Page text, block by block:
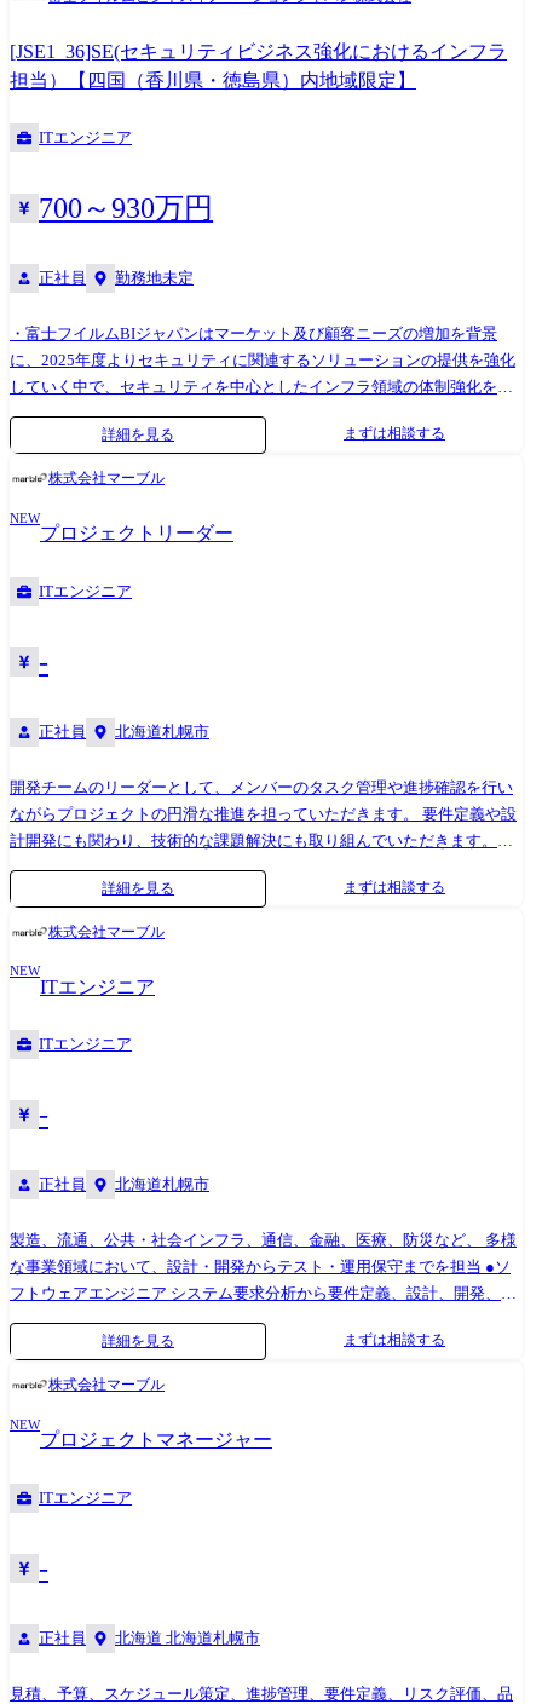
手メーカー基幹システムクラウド構築(AWS,Azure,Google) ◎インフラ仮
想基盤構築(Citrix,Vmware) ◎基幹ネットワークの更改(設計、構築、導入
[JSE1_36]SE(セキュリティビジネス強化におけるインフラ
担当）【四国（香川県・徳島県）内地域限定】
ITエンジニア
700～930万円
正社員 勤務地未定
・富士フイルムBIジャパンはマーケット及び顧客ニーズの増加を背景
に、2025年度よりセキュリティに関連するソリューションの提供を強化
していく中で、セキュリティを中心としたインフラ領域の体制強化を進
めています。 ・当社のSEは顧客提案・要件定義から導入・デリバリー迄
を一気通貫で対応しています。 以下業務を中心に今までのご経験により
対応業務を検討致します。 【職務内容】 ・SE職としてセキュリティを中
の選定や技術的な観点におけるフィジビリティ確認 ・案件における顧客
提案から要件定義、設計構築、運用迄の対応 (顧客対応の営業部門や業務
ソリューションを担当するSEと連携しながら、業務遂行いただきます)
【対応案件例】 ・顧客向けのセキュリティを中心としたインフラ領域の
キュリティのロードマップ策定・推進他) ※当社の顧客向けIT基盤領域を
中心に対応いただきます。
詳細を見る まずは相談する
株式会社マーブル
NEW
プロジェクトリーダー
ITエンジニア
-
正社員 北海道札幌市
開発チームのリーダーとして、メンバーのタスク管理や進捗確認を行い
ながらプロジェクトの円滑な推進を担っていただきます。 要件定義や設
計開発にも関わり、技術的な課題解決にも取り組んでいただきます。
【主なプロジェクト】 ・製造 物流管理システム、在庫管理システム ・
金融 銀行オンラインシステム、ATM、クレジット基幹システム ・官公
ム、鉄道座席予約システム ・通信 IP通信ネットワークシステム、各種
監視システム ・制御 デジタル家電、車載組み込みシステム
詳細を見る まずは相談する
株式会社マーブル
NEW
ITエンジニア
ITエンジニア
-
正社員 北海道札幌市
製造、流通、公共・社会インフラ、通信、金融、医療、防災など、 多様
な事業領域において、設計・開発からテスト・運用保守までを担当 ●ソ
フトウェアエンジニア システム要求分析から要件定義、設計、開発、テ
スト、運用・保守まで、 上流工程から一貫して携わり、技術力を活かし
て課題解決に貢献します。 ●ハードウェアエンジニア 自動車、家電製
品、医療機器などの電子機器や電子回路の 開発に携わります。 仕様検討
成まで、ハードウェア開発の 各工程に幅広く関与します。 ●インフラエ
ンジニア ネットワーク、サーバー、セキュリティ、クラウドなどのイン
フラ 設計、構築、運用、保守に携わります。 【主なプロジェクト】 ・
製造 物流管理システム、在庫管理システム ・金融 銀行オンラインシ
ステム、大学向け管理システム ・流通/サービス 販売管理システム、
ECシステム ・社会インフラ 電力配送電システム、鉄道座席予約システ
ジタル家電、車載組み込みシステム
詳細を見る まずは相談する
株式会社マーブル
NEW
プロジェクトマネージャー
ITエンジニア
-
正社員 北海道 北海道札幌市
見積、予算、スケジュール策定、進捗管理、要件定義、リスク評価、品